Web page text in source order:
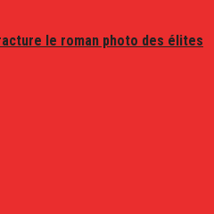
le roman photo des élites